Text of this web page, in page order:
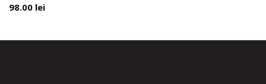
98.00 lei